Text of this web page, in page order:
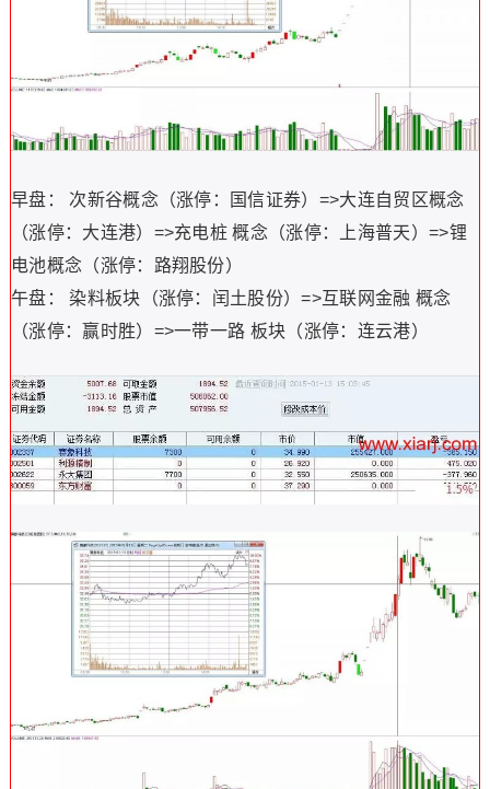
早盘： 次新谷概念（涨停：国信证券）=>大连自贸区概念
（涨停：大连港）=>充电桩 概念（涨停：上海普天）=>锂
电池概念（涨停：路翔股份）
午盘： 染料板块（涨停：闰土股份）=>互联网金融 概念
（涨停：赢时胜）=>一带一路 板块（涨停：连云港）